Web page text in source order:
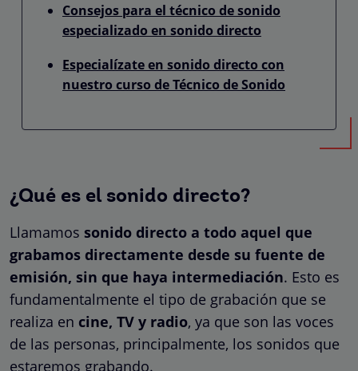
Consejos para el técnico de sonido
especializado en sonido directo
Especialízate en sonido directo con
nuestro curso de Técnico de Sonido
¿Qué es el sonido directo?
Llamamos sonido directo a todo aquel que
grabamos directamente desde su fuente de
emisión, sin que haya intermediación. Esto es
fundamentalmente el tipo de grabación que se
realiza en cine, TV y radio, ya que son las voces
de las personas, principalmente, los sonidos que
estaremos grabando.